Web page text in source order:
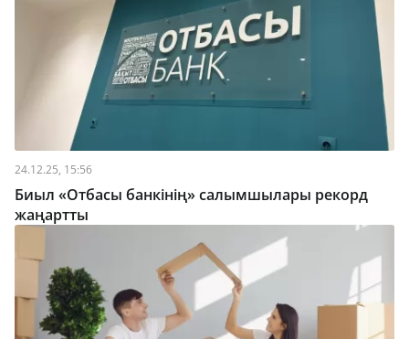
24.12.25, 15:56
Биыл «Отбасы банкінің» салымшылары рекорд
жаңартты